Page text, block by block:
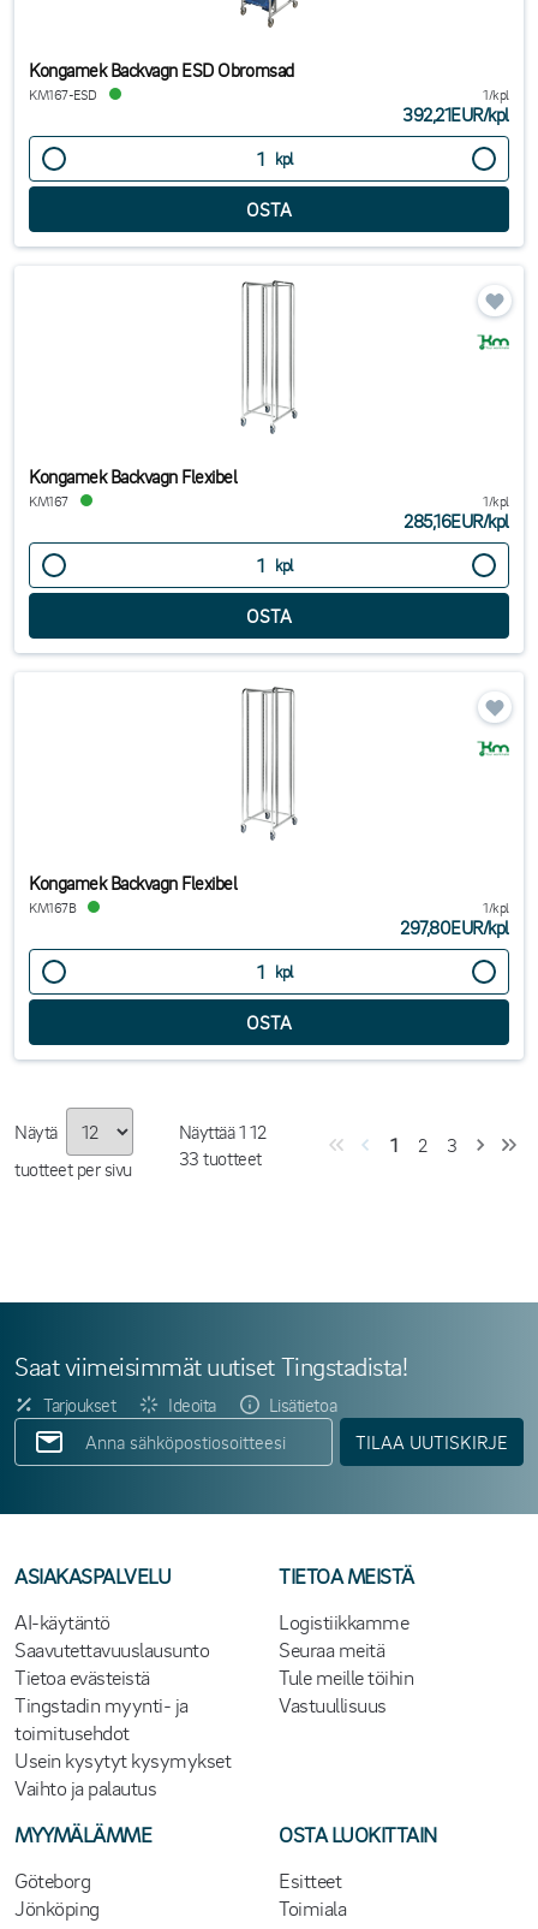
Kongamek Backvagn ESD Obromsad
KM167-ESD 1/kpl
392,21EUR/kpl
kpl
Kongamek Backvagn Flexibel
KM167 1/kpl
285,16EUR/kpl
kpl
Kongamek Backvagn Flexibel
KM167B 1/kpl
297,80EUR/kpl
kpl
Näytä
tuotteet per sivu
Näyttää1 12
33 tuotteet
1 2 3
Saat viimeisimmät uutiset Tingstadista!
Tarjoukset Ideoita
Lisätietoa
TILAA UUTISKIRJE
ASIAKASPALVELU
AI-käytäntö
Saavutettavuuslausunto
Tietoa evästeistä
Tingstadin myynti- ja
toimitusehdot
Usein kysytyt kysymykset
Vaihto ja palautus
TIETOA MEISTÄ
Logistiikkamme
Seuraa meitä
Tule meille töihin
Vastuullisuus
MYYMÄLÄMME
Göteborg
Jönköping
OSTA LUOKITTAIN
Esitteet
Toimiala